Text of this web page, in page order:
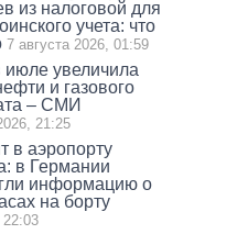
из налоговой для
учета: что
7 августа 2026, 01:59
июле увеличила
и газового
– СМИ
21:25
в аэропорту
в Германии
информацию о
на борту
22:03